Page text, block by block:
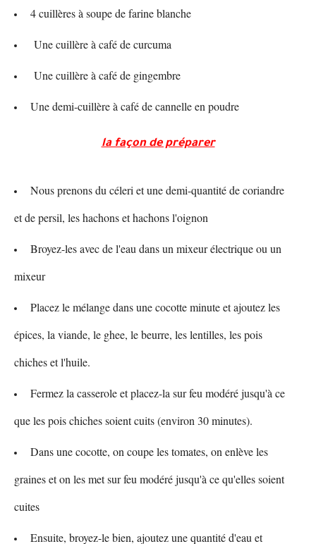
4 cuillères à soupe de farine blanche
Une cuillère à café de curcuma
Une cuillère à café de gingembre
Une demi-cuillère à café de cannelle en poudre
la façon de préparer
Nous prenons du céleri et une demi-quantité de coriandre
et de persil, les hachons et hachons l'oignon
Broyez-les avec de l'eau dans un mixeur électrique ou un
mixeur
Placez le mélange dans une cocotte minute et ajoutez les
épices, la viande, le ghee, le beurre, les lentilles, les pois
chiches et l'huile.
Fermez la casserole et placez-la sur feu modéré jusqu'à ce
que les pois chiches soient cuits (environ 30 minutes).
Dans une cocotte, on coupe les tomates, on enlève les
graines et on les met sur feu modéré jusqu'à ce qu'elles soient
cuites
Ensuite, broyez-le bien, ajoutez une quantité d'eau et